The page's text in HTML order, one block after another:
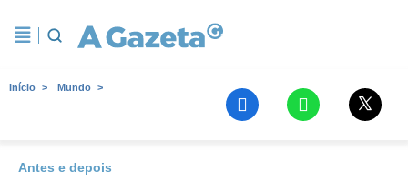
Início Mundo
Antes e depois